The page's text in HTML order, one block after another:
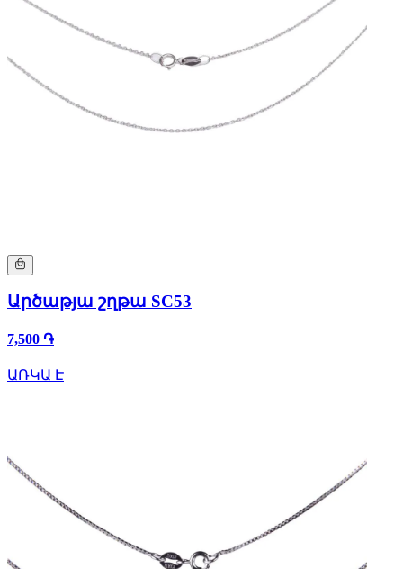
Արծաթյա շղթա SC53
7,500 ֏
ԱՌԿԱ Է